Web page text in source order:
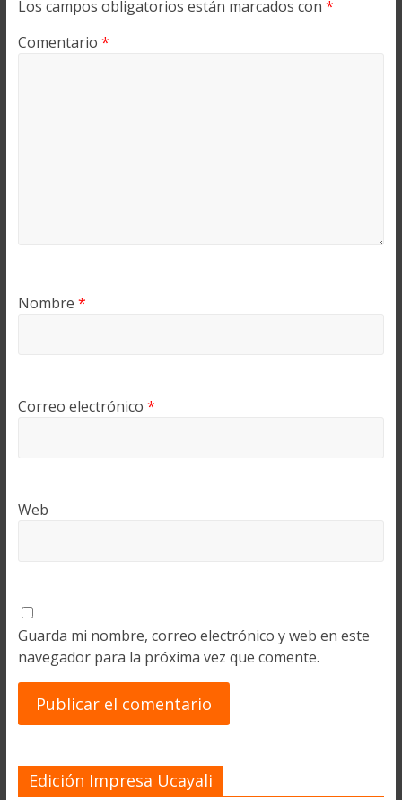
Los campos obligatorios están marcados con *
Comentario *
Nombre *
Correo electrónico *
Web
Guarda mi nombre, correo electrónico y web en este
navegador para la próxima vez que comente.
Edición Impresa Ucayali